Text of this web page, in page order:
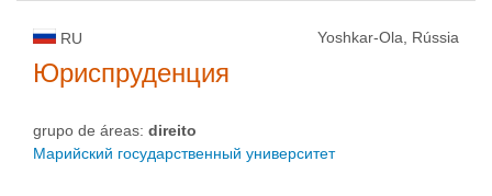
RU Yoshkar-Ola, Rússia
Юриспруденция
grupo de áreas: direito
Марийский государственный университет